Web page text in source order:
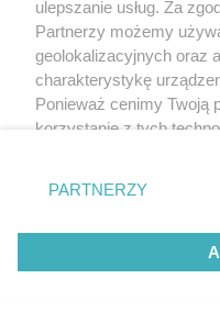
prawnie.
ulepszanie usług. Za
Partnerzy możemy
geolokalizacyjnych oraz
charakterystykę
Ponieważ cenimy Twoją
korzystanie z tych
zmienić/wycofać
znajdujący się w lewym
rodzaje przetwarzania
użytkownika, ale masz
przetwarzaniu.
PARTNERZY